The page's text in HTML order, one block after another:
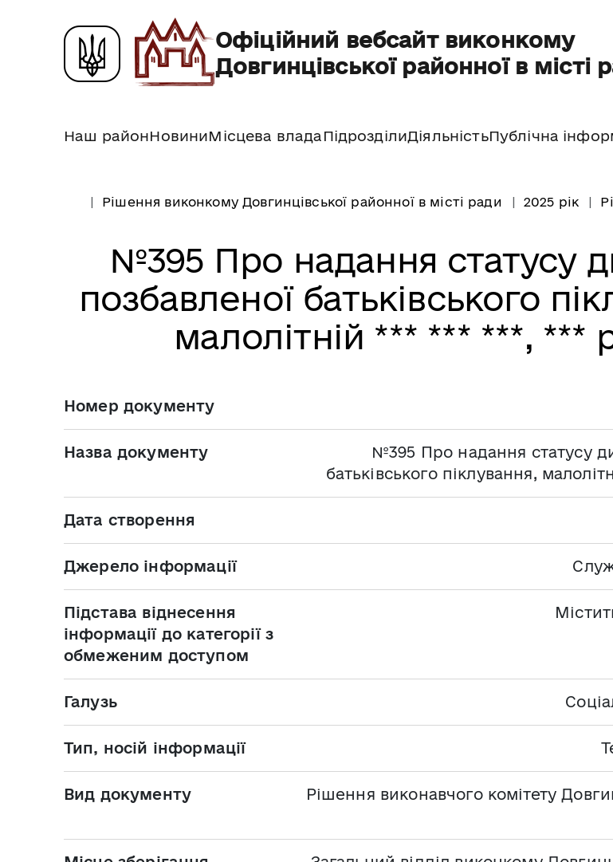
Офіційний вебсайт виконкому
Довгинцівської районної в місті
Наш районНовиниМісцева влада ПідрозділиДіяльністьПублічна
Рішення виконкому Довгинцівської районної в місті ради 2025 рік
№395 Про надання статусу
позбавленої батьківського
малолітній *** *** ***, ***
Номер документу
Назва документу
№395 Про надання статусу
батьківського піклування,
Дата створення
Джерело інформації
Підстава віднесення
інформації до категорії з
обмеженим доступом
Галузь
Тип, носій інформації
Вид документу
Рішення виконавчого комітету